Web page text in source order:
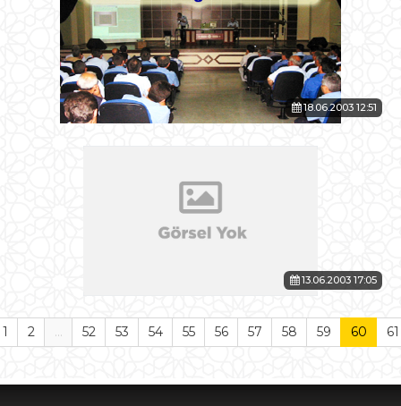
18.06.2003 12:51
13.06.2003 17:05
1 2 ... 52 53 54 55 56 57 58 59 60 61